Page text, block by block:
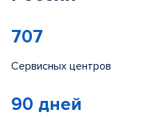
707
Сервисных центров
90 дней